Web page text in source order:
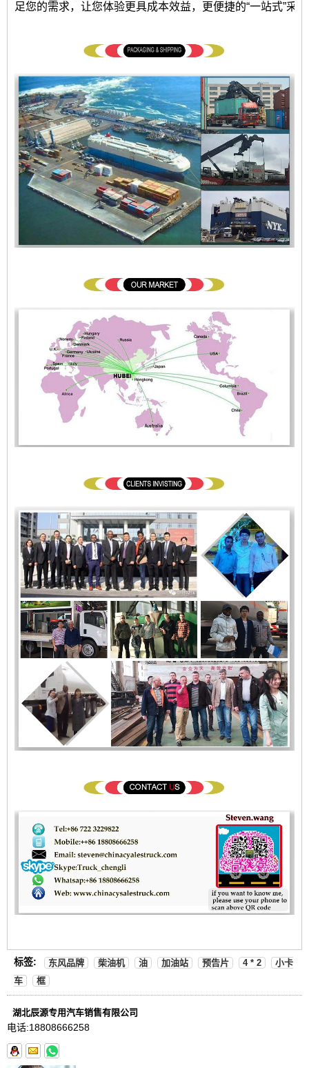
足您的需求，让您体验更具成本效益，更便捷的“一站式”采
标签: 东风品牌 柴油机 油 加油站 预告片 4 * 2
小卡
车
框
湖北辰源专用汽车销售有限公司
电话:18808666258